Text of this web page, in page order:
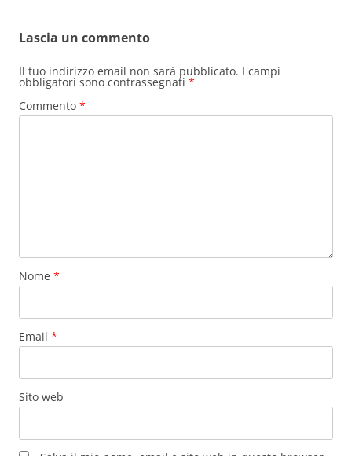
Lascia un commento
Il tuo indirizzo email non sarà pubblicato. I campi
obbligatori sono contrassegnati *
Commento *
Nome *
Email *
Sito web